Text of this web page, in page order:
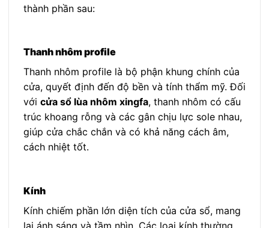
thành phần sau:
Thanh nhôm profile
Thanh nhôm profile là bộ phận khung chính của
cửa, quyết định đến độ bền và tính thẩm mỹ. Đối
với cửa sổ lùa nhôm xingfa, thanh nhôm có cấu
trúc khoang rỗng và các gân chịu lực sole nhau,
giúp cửa chắc chắn và có khả năng cách âm,
cách nhiệt tốt.
Kính
Kính chiếm phần lớn diện tích của cửa sổ, mang